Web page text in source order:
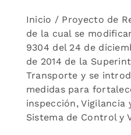
Inicio / Proyecto de
de la cual se
9304 del 24 de
de 2014 de la
Transporte y se
medidas para
inspección,
Sistema de Control y